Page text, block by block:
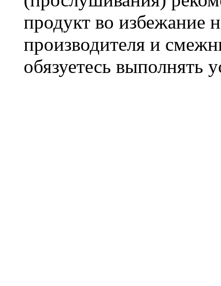
продукт во избежание
производителя и
обязуетесь выполнять